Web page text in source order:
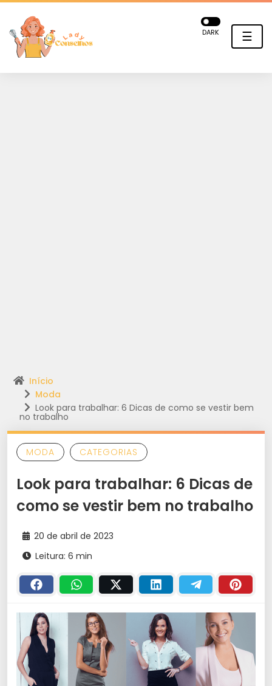
☰
DARK
Início
Moda
Look para trabalhar: 6 Dicas de como se vestir bem
no trabalho
MODA CATEGORIAS
Look para trabalhar: 6 Dicas de
como se vestir bem no trabalho
20 de abril de 2023
Leitura: 6 min